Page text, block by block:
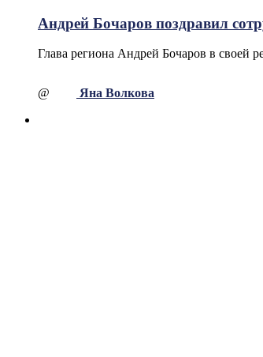
Андрей Бочаров поздравил
Глава региона Андрей Бочаров в своей
@ Яна Волкова